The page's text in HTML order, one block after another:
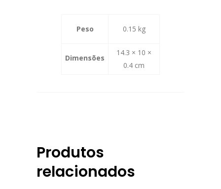
Peso 0.15 kg
Dimensões
14.3 × 10 ×
0.4 cm
Produtos
relacionados